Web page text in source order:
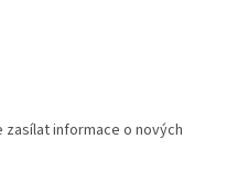
zasílat informace o nových